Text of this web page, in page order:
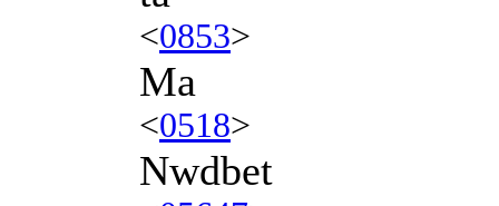
<0853>
Ma
<0518>
Nwdbet